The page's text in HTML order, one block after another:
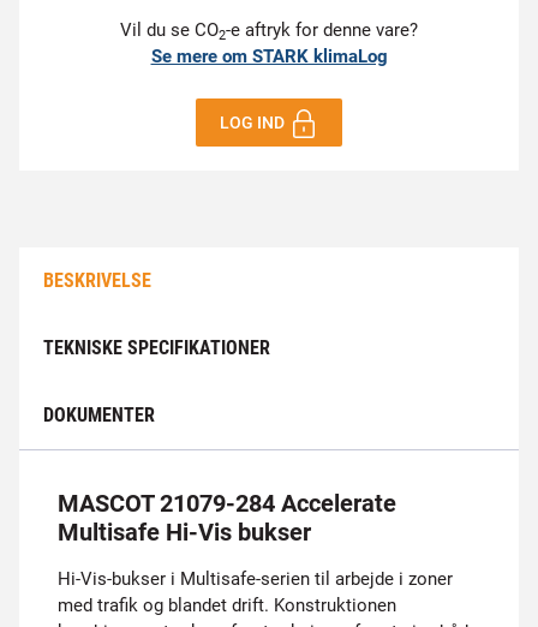
Vil du se CO2-e aftryk for denne vare?
Se mere om STARK klimaLog
LOG IND
BESKRIVELSE
TEKNISKE SPECIFIKATIONER
DOKUMENTER
MASCOT 21079-284 Accelerate
Multisafe Hi-Vis bukser
Hi-Vis-bukser i Multisafe-serien til arbejde i zoner
med trafik og blandet drift. Konstruktionen